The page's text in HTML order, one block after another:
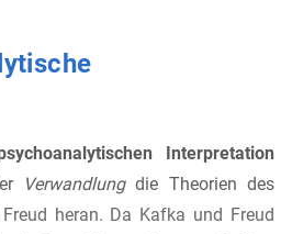
Interpretation
Verwandlungdie Theorien des
heran. Da Kafka und Freud